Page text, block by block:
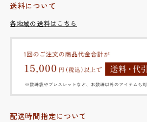
送料について
各地域の送料はこちら
配送時間指定について